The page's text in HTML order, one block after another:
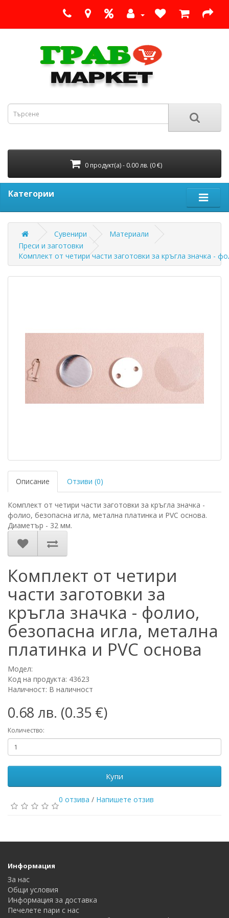
0 продукт(а) - 0.00 лв. (0 €)
Категории
Сувенири
Материали
Преси и заготовки
Комплект от четири части заготовки за кръгла значка -
Описание Отзиви (0)
Комплект от четири части заготовки за кръгла значка -
фолио, безопасна игла, метална платинка и PVC основа.
Диаметър - 32 мм.
Комплект от четири
части заготовки за
кръгла значка - фолио,
безопасна игла, метална
платинка и PVC основа
Модел:
Код на продукта: 43623
Наличност: В наличност
0.68 лв. (0.35 €)
Количество:
Купи
0 отзива / Напишете отзив
Информация
За нас
Общи условия
Информация за доставка
Печелете пари с нас